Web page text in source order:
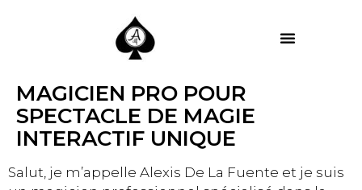
MAGICIEN PRO POUR
SPECTACLE DE MAGIE
INTERACTIF UNIQUE
Salut, je m’appelle Alexis De La Fuente et je suis